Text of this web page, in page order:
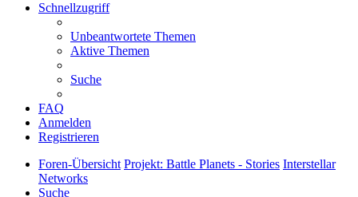
Schnellzugriff
Unbeantwortete Themen
Aktive Themen
Suche
FAQ
Anmelden
Registrieren
Foren-Übersicht Projekt: Battle Planets - Stories Interstellar
Networks
Suche